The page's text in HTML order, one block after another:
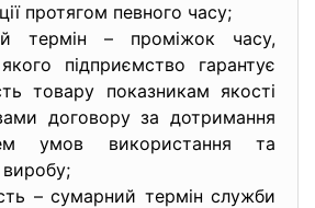
протягом певного часу;
термін – проміжок часу,
підприємство гарантує
товару показникам якості
договору за дотримання
умов використання та
виробу;
– сумарний термін служби